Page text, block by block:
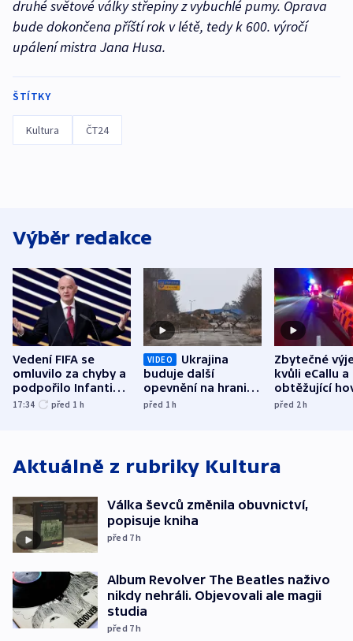
druhé světové války střepiny z vybuchlé pumy. Oprava
bude dokončena příští rok v létě, tedy k 600. výročí
upálení mistra Jana Husa.
ŠTÍTKY
Kultura ČT24
Výběr redakce
Vedení FIFA se
omluvilo za chyby a
podpořilo Infantina.
UEFA trvá na
17:34 před 1 h
VIDEO
Ukrajina
buduje další
opevnění na hranici
s Běloruskem
před 1h
Zbytečné
kvůli eCallu a
obtěžující
zdržují
před 2h
Aktuálně z rubriky Kultura
Válka ševců změnila obuvnictví,
popisuje kniha
před 7h
Album Revolver The Beatles naživo
nikdy nehráli. Objevovali ale magii
studia
před 7h